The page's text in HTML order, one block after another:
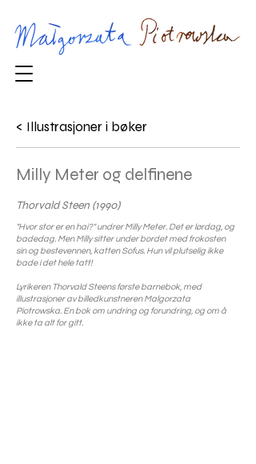
< Illustrasjoner i bøker
Milly Meter og delfinene
Thorvald Steen (1990)
"Hvor stor er en hai?" undrer Milly Meter. Det er lørdag, og
badedag. Men Milly sitter under bordet med frokosten
sin og bestevennen, katten Sofus. Hun vil plutselig ikke
bade i det hele tatt!
Lyrikeren Thorvald Steens første barnebok, med
illustrasjoner av billedkunstneren Malgorzata
Piotrowska. En bok om undring og forundring, og om å
ikke ta alt for gitt.